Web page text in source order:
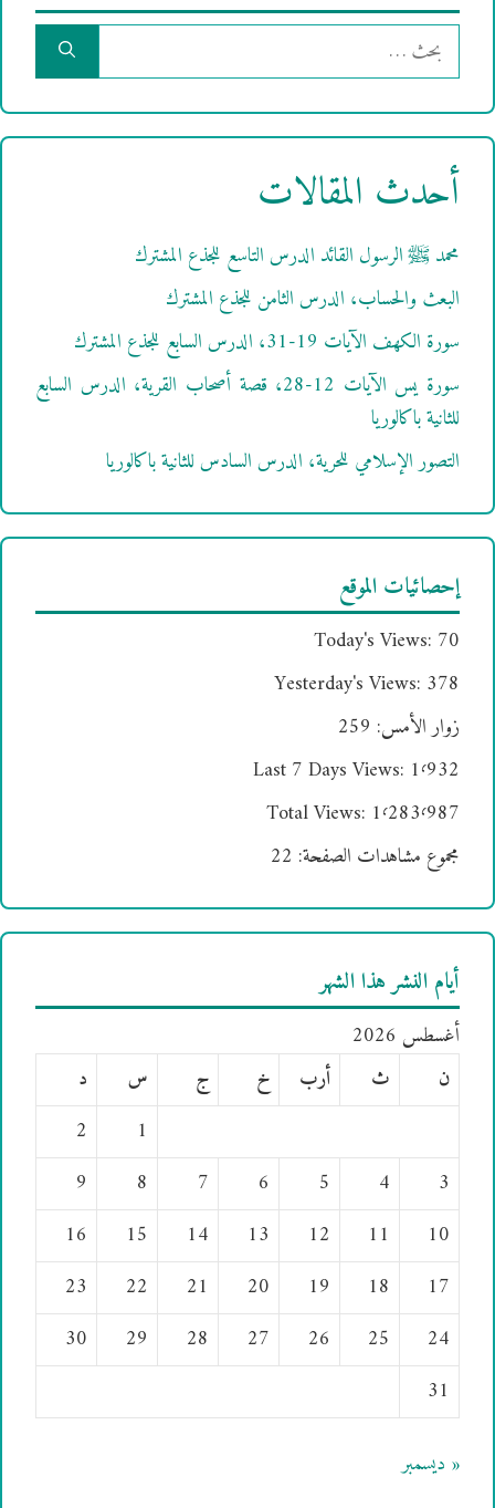
البحث
عن:
أحدث المقالات
محمد ﷺ الرسول القائد الدرس التاسع للجذع المشترك
البعث والحساب، الدرس الثامن للجذع المشترك
سورة الكهف الآيات 19-31، الدرس السابع للجذع المشترك
سورة يس الآيات 12-28، قصة أصحاب القرية، الدرس السابع
للثانية باكالوريا
التصور الإسلامي للحرية، الدرس السادس للثانية باكالوريا
إحصائيات الموقع
Today's Views: 70
Yesterday's Views: 378
زوار الأمس: 259
Last 7 Days Views: 1٬932
Total Views: 1٬283٬987
مجموع مشاهدات الصفحة: 22
أيام النشر هذا الشهر
أغسطس 2026
ن
ث أرب خ ج س
د
1
2
3
4
5
6
7
8
9
10
11
12
13
14
15
16
17
18
19
20
21
22
23
24
25
26
27
28
29
30
31
« ديسمبر